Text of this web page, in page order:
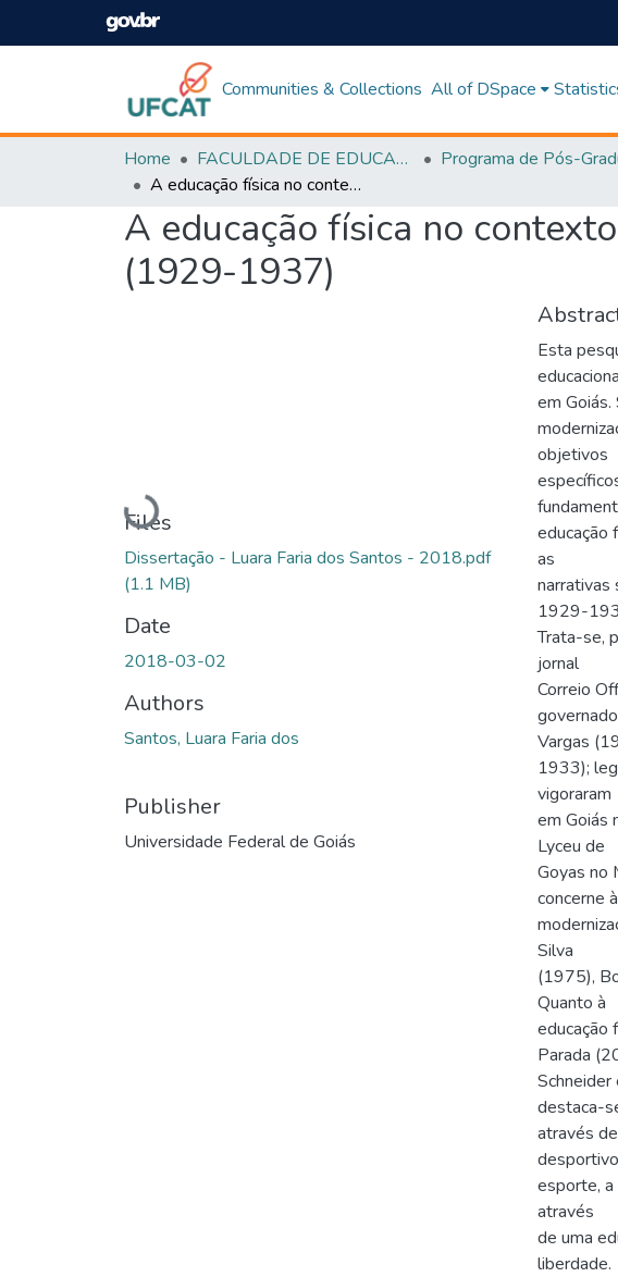
Communities & Collections All of DSpace
Home FACULDADE DE EDUCAÇÃO
A educação física no contexto de modernização educacional em Goiás (1929-1937)
A educação física no
(1929-1937)
Loading...
Files
Dissertação - Luara Faria dos Santos - 2018.pdf
(1.1 MB)
Date
2018-03-02
Authors
Santos, Luara Faria dos
Publisher
Universidade Federal de Goiás
Esta
em Goiás.
objetivos
educação
as
narrativas
1929-
Trata-se,
jornal
Correio
Vargas
1933);
vigoraram
em Goiás
Lyceu de
Goyas no
concerne à
Silva
(1975),
Quanto à
educação
Parada
destaca-
através
esporte, a
através
de uma
liberdade.